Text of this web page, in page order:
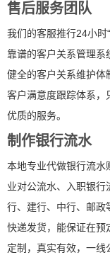
售后服务团队
我们的客服推行24小时
靠谱的客户关系管理系
健全的客户关系维护体
客户满意度跟踪体系，
优质的服务。
制作银行流水
本地专业代做银行流水
业对公流水、入职银
行、建行、中行、邮政
快递发货，能保证在预
定制，真实有效，一线